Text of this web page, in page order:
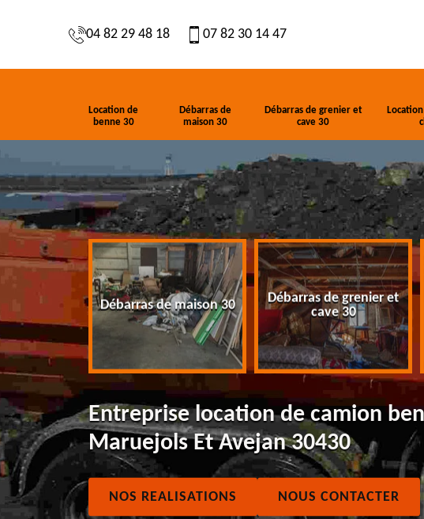
04 82 29 48 18 07 82 30 14 47
Location de
benne 30
Débarras de
maison 30
Débarras de grenier et
cave 30
benne 30 Débarras de maison 30
Débarras de grenier et
cave 30
Entreprise location de camion
Maruejols Et Avejan 30430
NOS REALISATIONS NOUS CONTACTER